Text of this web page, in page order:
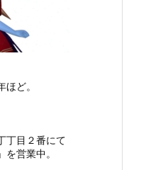
ど。
丁目２番にて
営業中。